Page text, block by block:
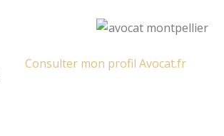
Consulter mon profil Avocat.fr